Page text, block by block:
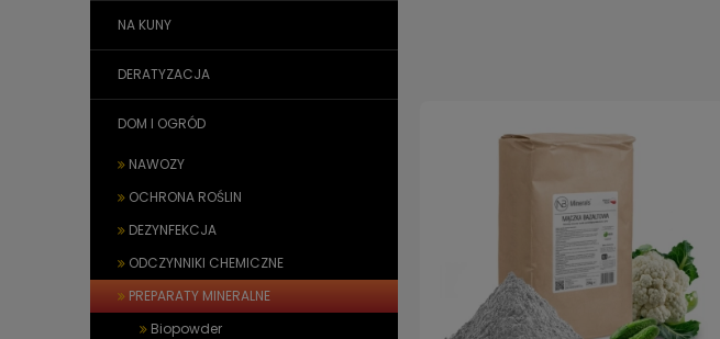
NA KUNY
DERATYZACJA
DOM I OGRÓD
NAWOZY
OCHRONA ROŚLIN
DEZYNFEKCJA
ODCZYNNIKI CHEMICZNE
PREPARATY MINERALNE
Biopowder